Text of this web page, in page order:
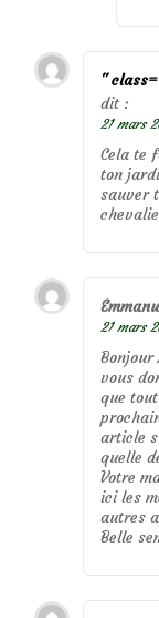
"
dit :
21 mars
Cela te
ton
sauver
21 mars
vous
que
article
quelle
Votre
ici les
autres
Belle